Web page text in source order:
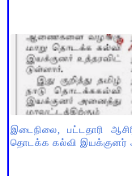
இடைநிலை, பட்டதாரி
தொடக்க கல்வி இயக்குனர்